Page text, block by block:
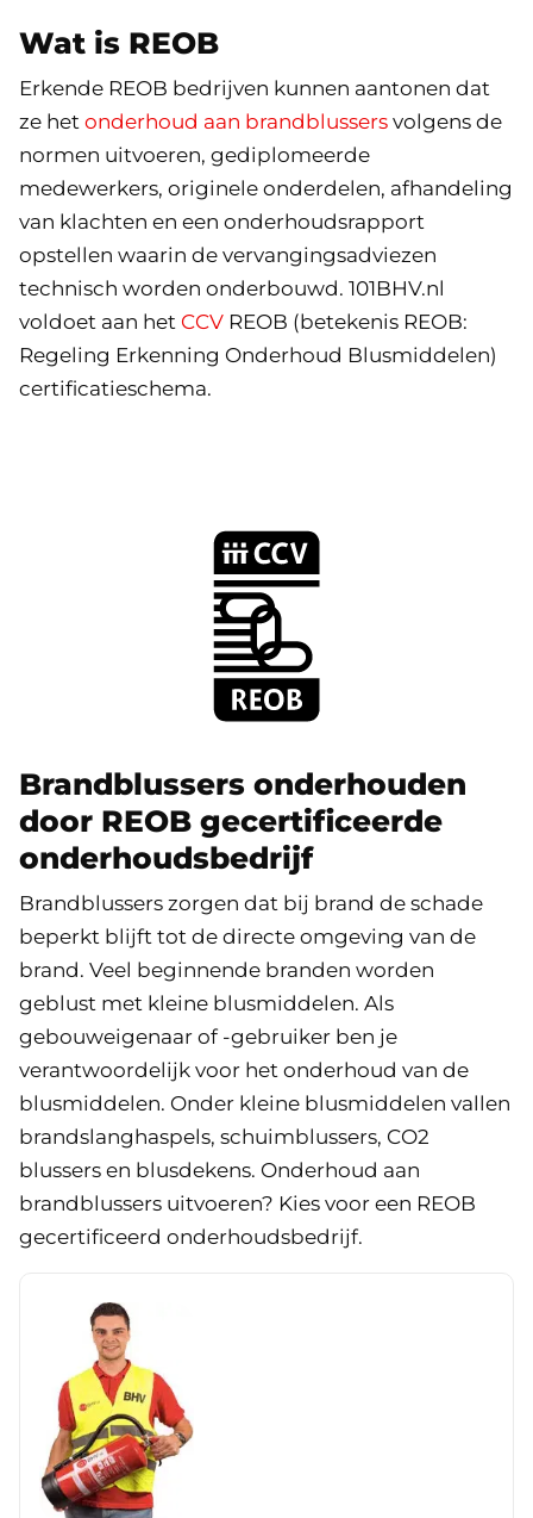
Wat is REOB
Erkende REOB bedrijven kunnen aantonen dat
ze het onderhoud aan brandblussers volgens de
normen uitvoeren, gediplomeerde
medewerkers, originele onderdelen, afhandeling
van klachten en een onderhoudsrapport
opstellen waarin de vervangingsadviezen
technisch worden onderbouwd. 101BHV.nl
voldoet aan het CCV REOB (betekenis REOB:
Regeling Erkenning Onderhoud Blusmiddelen)
certificatieschema.
Brandblussers onderhouden
door REOB gecertificeerde
onderhoudsbedrijf
Brandblussers zorgen dat bij brand de schade
beperkt blijft tot de directe omgeving van de
brand. Veel beginnende branden worden
geblust met kleine blusmiddelen. Als
gebouweigenaar of -gebruiker ben je
verantwoordelijk voor het onderhoud van de
blusmiddelen. Onder kleine blusmiddelen vallen
brandslanghaspels, schuimblussers, CO2
blussers en blusdekens. Onderhoud aan
brandblussers uitvoeren? Kies voor een REOB
gecertificeerd onderhoudsbedrijf.